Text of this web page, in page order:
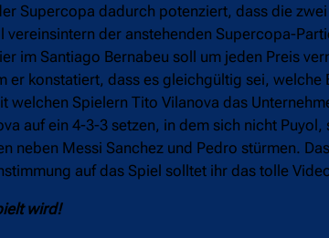
Supercopa dadurch potenziert, dass die
der anstehenden Supercopa-
im Santiago Bernabeu soll um jeden Preis
konstatiert, dass es gleichgültig sei, welche
Spielern Tito Vilanova das
auf ein 4-3-3 setzen, in dem sich nicht Puyol,
neben Messi Sanchez und Pedro stürmen.
auf das Spiel solltet ihr das tolle
wird!